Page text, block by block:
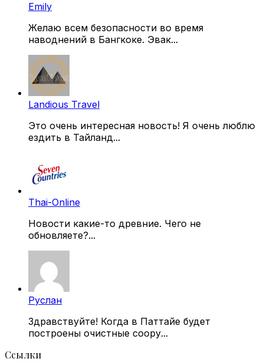
Emily
Желаю всем безопасности во время
наводнений в Бангкоке. Эвак...
Landious Travel
Это очень интересная новость! Я очень люблю
ездить в Тайланд...
Thai-Online
Новости какие-то древние. Чего не
обновляете?...
Руслан
Здравствуйте! Когда в Паттайе будет
построены очистные соору...
Ссылки